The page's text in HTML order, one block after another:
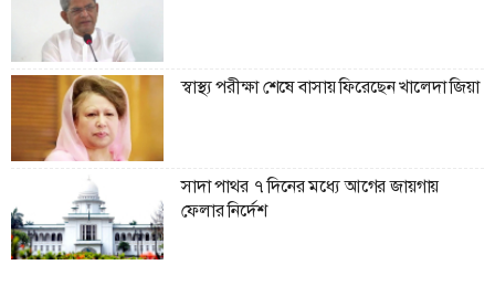
স্বাস্থ্য পরীক্ষা শেষে বাসায় ফিরেছেন খালেদা জিয়া
সাদা পাথর ৭ দিনের মধ্যে আগের জায়গায়
ফেলার নির্দেশ